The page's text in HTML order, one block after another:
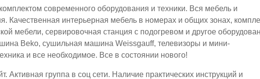
современного оборудования и техники. Вся мебель и
Качественная интерьерная мебель в номерах и общих зонах,
мебели, сервировочная станция с подогревом и другое
Beko, сушильная машина Weissgauff, телевизоры и мини-
и все необходимое. Все в состоянии нового!
Активная группа в соц сети. Наличие практических инструкций и